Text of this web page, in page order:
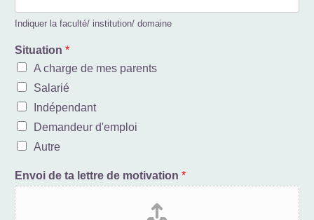
Indiquer la faculté/ institution/ domaine
Situation *
A charge de mes parents
Salarié
Indépendant
Demandeur d'emploi
Autre
Envoi de ta lettre de motivation *